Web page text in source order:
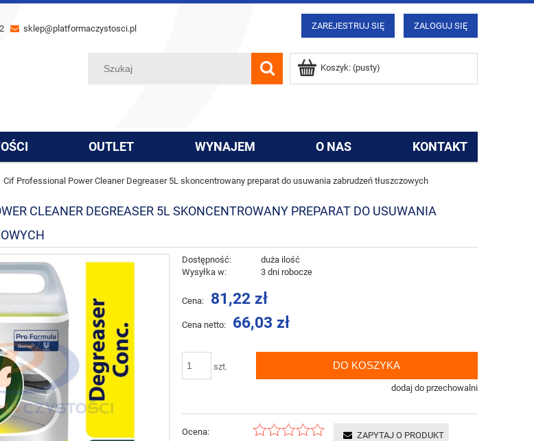
sklep@platformaczystosci.pl ZAREJESTRUJ SIĘ ZALOGUJ SIĘ
Koszyk: (pusty)
OUTLET WYNAJEM O NAS KONTAKT
Cif Professional Power Cleaner Degreaser 5L skoncentrowany preparat do usuwania zabrudzeń tłuszczowych
CLEANER DEGREASER 5L SKONCENTROWANY PREPARAT DO USUWANIA
Dostępność:
duża ilość
Wysyłka w:
3 dni robocze
Cena: 81,22 zł
Cena netto: 66,03 zł
szt. DO KOSZYKA
dodaj do przechowalni
Ocena:
ZAPYTAJ O PRODUKT